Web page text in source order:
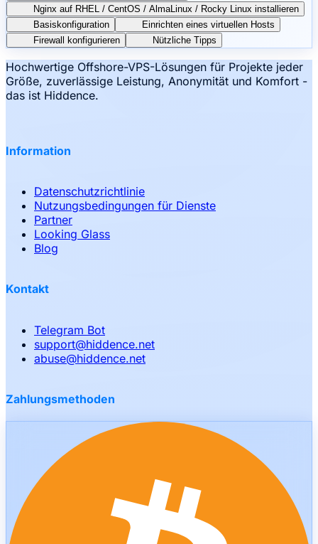
Nginx auf RHEL / CentOS / AlmaLinux / Rocky Linux installieren
Basiskonfiguration
Einrichten eines virtuellen Hosts
Firewall konfigurieren
Nützliche Tipps
Hochwertige Offshore-VPS-Lösungen für Projekte jeder
Größe, zuverlässige Leistung, Anonymität und Komfort -
das ist Hiddence.
Information
Datenschutzrichtlinie
Nutzungsbedingungen für Dienste
Partner
Looking Glass
Blog
Kontakt
Telegram Bot
support@hiddence.net
abuse@hiddence.net
Zahlungsmethoden